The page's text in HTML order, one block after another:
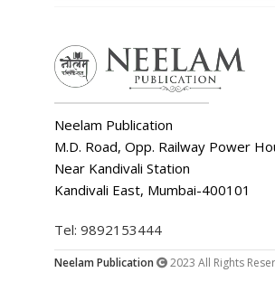
Neelam Publication
M.D. Road, Opp. Railway Power
Near Kandivali Station
Kandivali East, Mumbai-400101
Tel: 9892153444
Neelam Publication 2023 All Rights